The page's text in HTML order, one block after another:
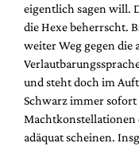
eigentlich sagen will.
die Hexe beherrscht.
weiter Weg gegen die
und steht doch im
Schwarz immer
Machtkonstellationen
adäquat scheinen.